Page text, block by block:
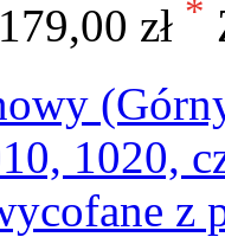
179,00 zł *